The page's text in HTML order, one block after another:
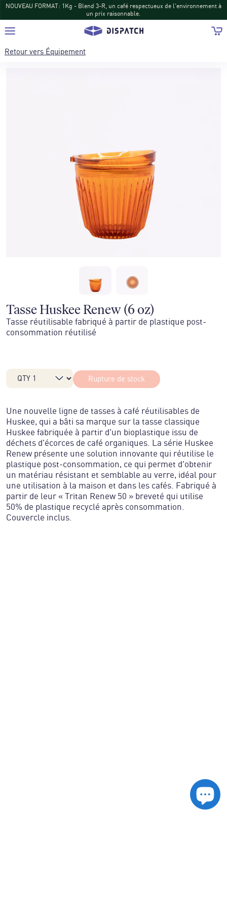
NOUVEAU FORMAT: 1Kg - Blend 3-R, un café respectueux de l'environnement à
un prix raisonnable.
Retour vers Équipement
Tasse Huskee Renew (6 oz)
Tasse réutilisable fabriqué à partir de plastique post-
consommation réutilisé
Rupture de stock
Une nouvelle ligne de tasses à café réutilisables de
Huskee, qui a bâti sa marque sur la tasse classique
Huskee fabriquée à partir d'un bioplastique issu de
déchets d'écorces de café organiques. La série Huskee
Renew présente une solution innovante qui réutilise le
plastique post-consommation, ce qui permet d'obtenir
un matériau résistant et semblable au verre, idéal pour
une utilisation à la maison et dans les cafés. Fabriqué à
partir de leur « Tritan Renew 50 » breveté qui utilise
50% de plastique recyclé après consommation.
Couvercle inclus.